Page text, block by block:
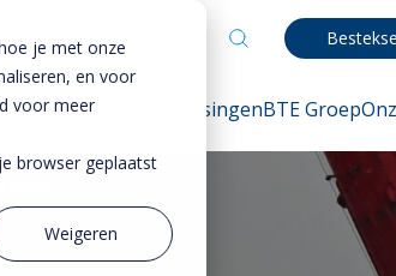
je met onze
en voor
voor meer
browser geplaatst
Weigeren
Producten OplossingenBTE Groep